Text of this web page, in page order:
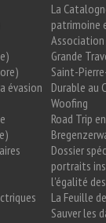
évasion
La
patrimoine
Grande
Saint-
Durable au
Woofing
Road Trip
Dossier
portraits
l'égalité
La Feuille
Sauver les